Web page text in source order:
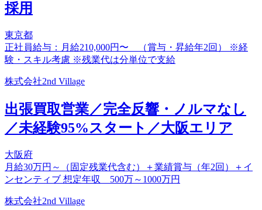
採用
東京都
正社員給与：月給210,000円〜 （賞与・昇給年2回） ※経
験・スキル考慮 ※残業代は分単位で支給
株式会社2nd Village
出張買取営業／完全反響・ノルマなし
／未経験95%スタート／大阪エリア
大阪府
月給30万円～（固定残業代含む）＋業績賞与（年2回）＋イ
ンセンティブ 想定年収 500万～1000万円
株式会社2nd Village